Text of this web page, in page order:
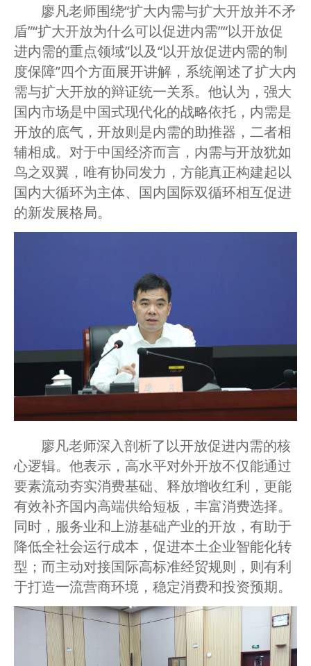
廖凡老师围绕“扩大内需与扩大开放并不矛
盾”“扩大开放为什么可以促进内需”“以开放促
进内需的重点领域”以及“以开放促进内需的制
度保障”四个方面展开讲解，系统阐述了扩大内
需与扩大开放的辩证统一关系。他认为，强大
国内市场是中国式现代化的战略依托，内需是
开放的底气，开放则是内需的助推器，二者相
辅相成。对于中国经济而言，内需与开放犹如
鸟之双翼，唯有协同发力，方能真正构建起以
国内大循环为主体、国内国际双循环相互促进
的新发展格局。
廖凡老师深入剖析了以开放促进内需的核
心逻辑。他表示，高水平对外开放不仅能通过
要素流动夯实消费基础、释放增收红利，更能
有效补齐国内高端供给短板，丰富消费选择。
同时，服务业和上游基础产业的开放，有助于
降低全社会运行成本，促进本土企业智能化转
型；而主动对接国际高标准经贸规则，则有利
于打造一流营商环境，稳定消费和投资预期。